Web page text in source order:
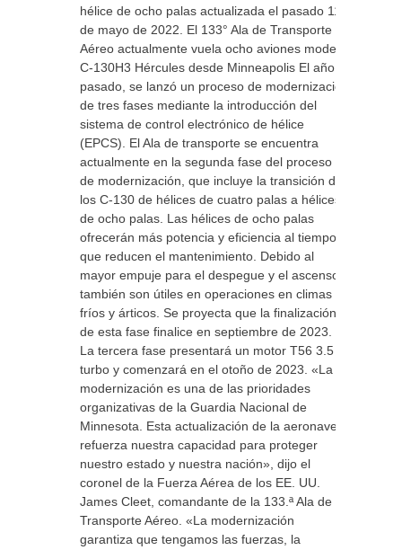
hélice de ocho palas actualizada el pasado 11
de mayo de 2022. El 133° Ala de Transporte
Aéreo actualmente vuela ocho aviones modelo
C-130H3 Hércules desde Minneapolis El año
pasado, se lanzó un proceso de modernización
de tres fases mediante la introducción del
sistema de control electrónico de hélice
(EPCS). El Ala de transporte se encuentra
actualmente en la segunda fase del proceso
de modernización, que incluye la transición de
los C-130 de hélices de cuatro palas a hélices
de ocho palas. Las hélices de ocho palas
ofrecerán más potencia y eficiencia al tiempo
que reducen el mantenimiento. Debido al
mayor empuje para el despegue y el ascenso,
también son útiles en operaciones en climas
fríos y árticos. Se proyecta que la finalización
de esta fase finalice en septiembre de 2023.
La tercera fase presentará un motor T56 3.5
turbo y comenzará en el otoño de 2023. «La
modernización es una de las prioridades
organizativas de la Guardia Nacional de
Minnesota. Esta actualización de la aeronave
refuerza nuestra capacidad para proteger
nuestro estado y nuestra nación», dijo el
coronel de la Fuerza Aérea de los EE. UU.
James Cleet, comandante de la 133.ª Ala de
Transporte Aéreo. «La modernización
garantiza que tengamos las fuerzas, la